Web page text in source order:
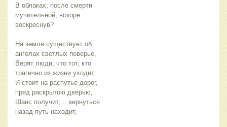
В облаках, после смерти
мучительной, вскоре
воскреснув?
На земле существует об
ангелах светлых поверье,
Верят люди, что тот, кто
трагично из жизни уходит,
И стоит на распутье дорог,
пред раскрытою дверью,
Шанс получит,... вернуться
назад путь находит,